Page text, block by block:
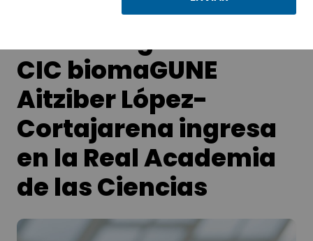
La investigadora del
CIC biomaGUNE
Aitziber López-
Cortajarena ingresa
en la Real Academia
de las Ciencias